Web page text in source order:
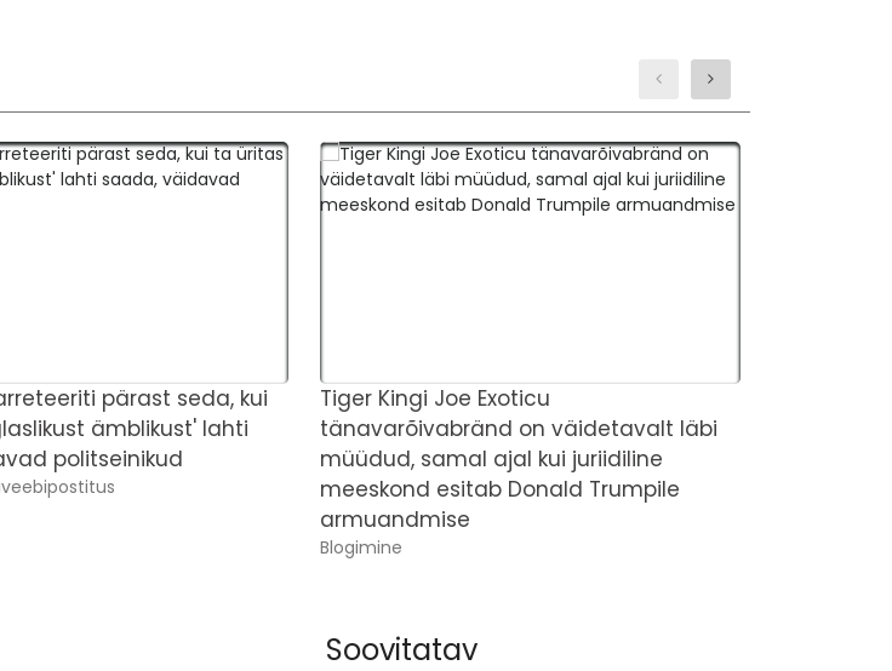
pärast seda, kui
ämblikust' lahti
politseinikud
Tiger Kingi Joe Exoticu
tänavarõivabränd on väidetavalt läbi
müüdud, samal ajal kui juriidiline
meeskond esitab Donald Trumpile
armuandmise
Blogimine
Soovitatav